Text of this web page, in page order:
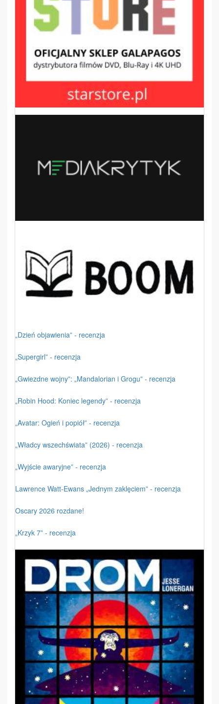
„Dzień objawienia” - recenzja
„Supergirl” - recenzja
„Gwiezdne wojny”: „Mandalorian i Grogu” - recenzja
„Robin Hood: Koniec legendy” - recenzja
„Avatar: Ogień i popiół” - recenzja
„Władcy wszechświata” (2026) - recenzja
„Wyjście awaryjne” - recenzja
Lawrence Watt-Ewans „Jednym zaklęciem” - recenzja
Oscary 2026 rozdane!
„Krzyk 7” - recenzja